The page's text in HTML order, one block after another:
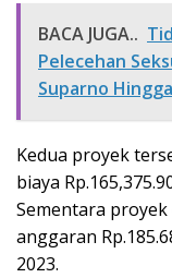
BACA JUGA..
Pelecehan
Suparno
Kedua proyek
biaya
Sementara
anggaran
2023.